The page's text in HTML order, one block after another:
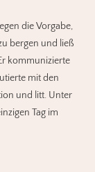
die Vorgabe,
bergen und ließ
kommunizierte
mit den
und litt. Unter
Tag im